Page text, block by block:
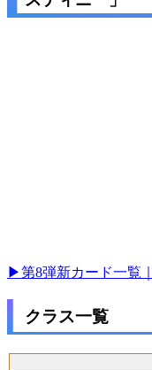
▶第8弾新カード一覧
クラス一覧